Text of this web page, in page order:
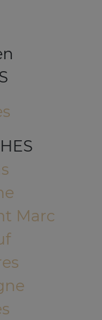
Marc